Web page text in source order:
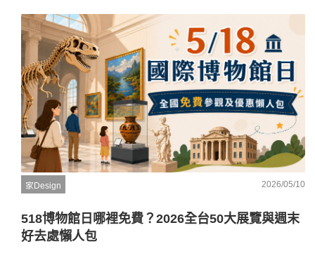
家Design 2026/05/10
518博物館日哪裡免費？2026全台50大展覽與週末
好去處懶人包